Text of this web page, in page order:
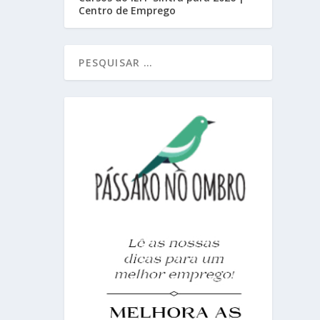
Centro de Emprego